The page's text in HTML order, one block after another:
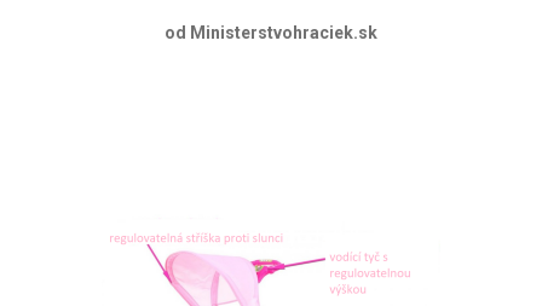
od Ministerstvohraciek.sk